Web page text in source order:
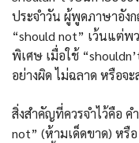
ประจำวัน ผู้พูดภาษาอัง
“should not” เว้นแต่พ
พิเศษ เมื่อใช้
อย่างผิด ไม่ฉลาด หรือจะ
สิ่งสำคัญที่ควรจำไว้คือ ค
not” (ห้ามเด็ดขาด) หรือ